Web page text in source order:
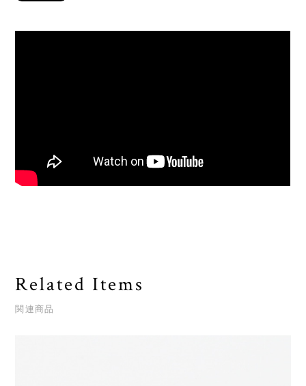
Related Items
関連商品